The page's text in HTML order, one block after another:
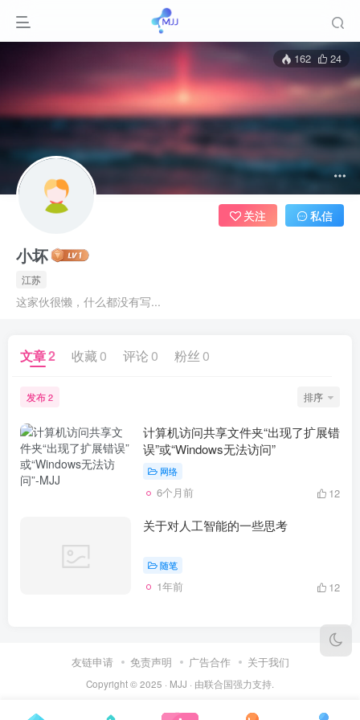
162 24
小坏
江苏
这家伙很懒，什么都没有写...
关注 私信
文章2 收藏 0 评论 0 粉丝 0
发布 2 排序
计算机访问共享文件夹“出现了扩展错
误”或“Windows无法访问”
网络
6个月前 12
关于对人工智能的一些思考
随笔
1年前 12
友链申请 免责声明 广告合作 关于我们
Copyright © 2025 · MJJ · 由联合国强力支持.